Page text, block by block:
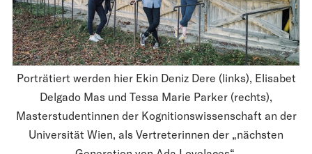
Porträtiert werden hier Ekin Deniz Dere (links), Elisabet
Delgado Mas und Tessa Marie Parker (rechts),
Masterstudentinnen der Kognitionswissenschaft an der
Universität Wien, als Vertreterinnen der „nächsten